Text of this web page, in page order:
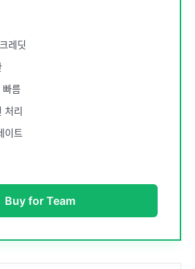
레딧
름
처리
이트
Buy for Team